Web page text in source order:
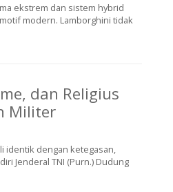
ekstrem dan sistem hybrid
modern. Lamborghini tidak
dan Religius
Militer
identik dengan ketegasan,
Jenderal TNI (Purn.) Dudung